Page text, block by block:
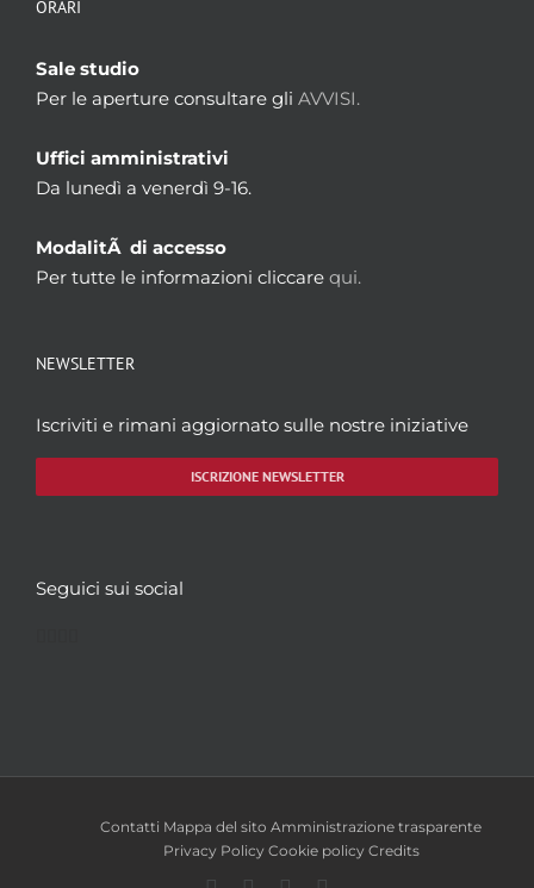
ORARI
Sale studio
Per le aperture consultare gli AVVISI.
Uffici amministrativi
Da lunedì a venerdì 9-16.
ModalitÃ di accesso
Per tutte le informazioni cliccare qui.
NEWSLETTER
Iscriviti e rimani aggiornato sulle nostre iniziative
ISCRIZIONE NEWSLETTER
Seguici sui social
Contatti Mappa del sito Amministrazione trasparente
Privacy Policy Cookie policy Credits